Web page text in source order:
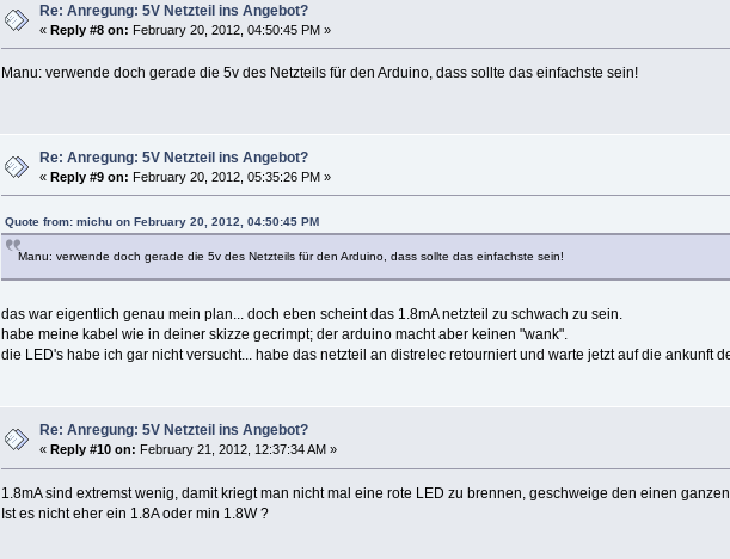
Re: Anregung: 5V Netzteil ins Angebot?
«Reply #8 on: February 20, 2012, 04:50:45 PM »
Manu: verwende doch gerade die 5v des Netzteils für den Arduino, dass sollte das einfachste sein!
Re: Anregung: 5V Netzteil ins Angebot?
«Reply #9 on: February 20, 2012, 05:35:26 PM »
Quote from: michu on February 20, 2012, 04:50:45 PM
Manu: verwende doch gerade die 5v des Netzteils für den Arduino, dass sollte das einfachste sein!
das war eigentlich genau mein plan... doch eben scheint das 1.8mA netzteil zu schwach zu sein.
habe meine kabel wie in deiner skizze gecrimpt; der arduino macht aber keinen "wank".
die LED's habe ich gar nicht versucht... habe das netzteil an distrelec retourniert und warte jetzt auf die ankunft
Re: Anregung: 5V Netzteil ins Angebot?
«Reply #10 on: February 21, 2012, 12:37:34 AM »
1.8mA sind extremst wenig, damit kriegt man nicht mal eine rote LED zu brennen, geschweige den einen
Ist es nicht eher ein 1.8A oder min 1.8W ?